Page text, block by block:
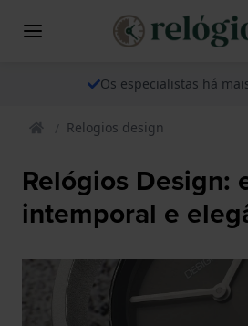
Os especialistas há
Relogios design
Relógios Design:
intemporal e